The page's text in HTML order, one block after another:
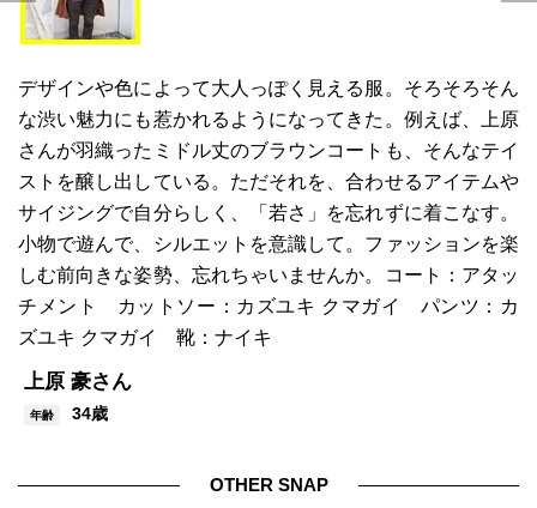
デザインや色によって大人っぽく見える服。そろそろそん
な渋い魅力にも惹かれるようになってきた。例えば、上原
さんが羽織ったミドル丈のブラウンコートも、そんなテイ
ストを醸し出している。ただそれを、合わせるアイテムや
サイジングで自分らしく、「若さ」を忘れずに着こなす。
小物で遊んで、シルエットを意識して。ファッションを楽
しむ前向きな姿勢、忘れちゃいませんか。コート：アタッ
チメント カットソー：カズユキ クマガイ パンツ：カ
ズユキ クマガイ 靴：ナイキ
上原 豪さん
年齢 34歳
OTHER SNAP